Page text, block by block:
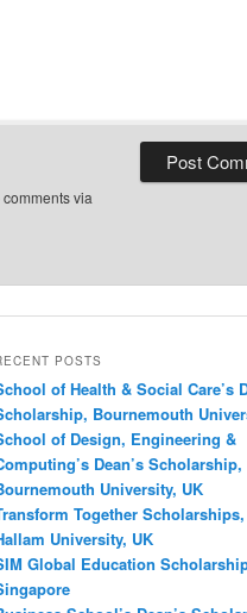
via
POSTS
of Health & Social Care’s
Bournemouth
of Design, Engineering &
Dean’s Scholarship,
University, UK
Together
University, UK
Global Education